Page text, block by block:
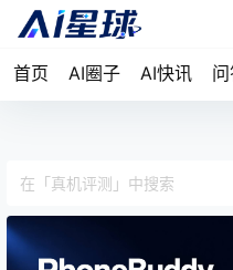
首页 AI圈子 AI快讯